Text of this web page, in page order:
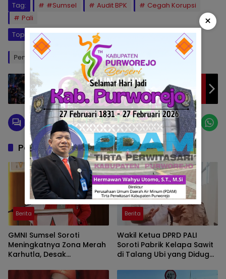
Tag: #Sumsel Audit BPK
Cegah Korupsi
Pali
Topik:
Korupsi
Penulis: Ril Editor: Okto
Kurang dari Sepekan, Sat Reskrim Polres
Prabumulih Ringkus Pelaku Pencurian Motor
Yamaha Aerox
Pos Terkait
Berita
GMNI Sumsel Soroti
Meningkatnya Zona Merah
Karhutla, Desak
Mitigasi dan Penegakan
Berita
Wakil Ketua DPRD PALI
Soroti Pabrik Kelapa Sawit
di Talang Ubi yang Diduga
×